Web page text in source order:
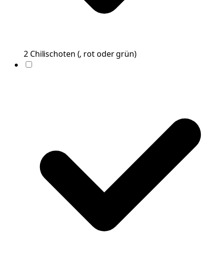
2 Chilischoten (, rot oder grün)